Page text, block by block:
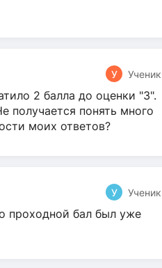
У Ученик
2 балла до оценки "3".
получается понять много
моих ответов?
У Ученик
проходной бал был уже